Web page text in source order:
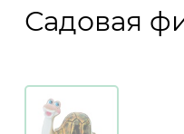
Садовая